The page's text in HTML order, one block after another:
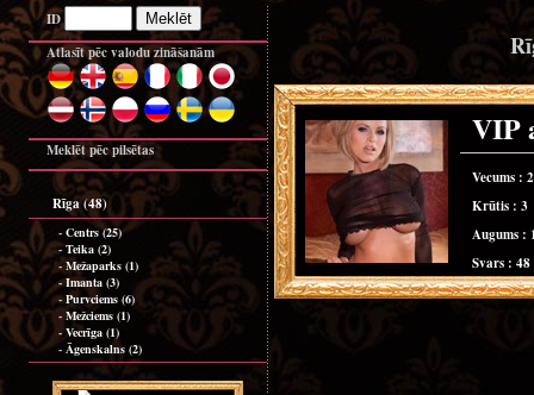
ID
Atlasīt pēc valodu zināšanām
Meklēt pēc pilsētas
Rīga (48)
- Centrs (25)
-Teika (2)
- Mežaparks (1)
-Imanta (3)
-Purvciems (6)
- Mežciems (1)
- Vecrīga (1)
- Āgenskalns (2)
VIP
Vecums :
Krūtis : 3
Augums :
Svars : 48